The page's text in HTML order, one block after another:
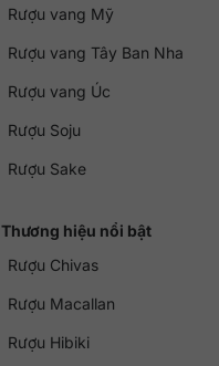
Rượu vang Mỹ
Rượu vang Tây Ban Nha
Rượu vang Úc
Rượu Soju
Rượu Sake
Thương hiệu nổi bật
Rượu Chivas
Rượu Macallan
Rượu Hibiki